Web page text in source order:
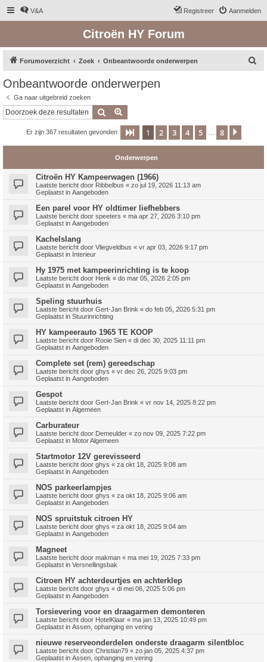
V&A Aanmelden
Registreer
Citroën HY Forum
Forumoverzicht Zoek Onbeantwoorde onderwerpen
Onbeantwoorde onderwerpen
Ga naar uitgebreid zoeken
Zoek
Er zijn 367 resultaten gevonden Pagina van 8
1 2 3 4 5 8
Onderwerpen
Citroën HY Kampeerwagen (1966)
Laatste bericht door Ribbelbus « zo jul 19, 2026 11:13 am
Geplaatst in Aangeboden
Een parel voor HY oldtimer liefhebbers
Laatste bericht door speeters « ma apr 27, 2026 3:10 pm
Geplaatst in Aangeboden
Kachelslang
Laatste bericht door Vliegveldbus « vr apr 03, 2026 9:17 pm
Geplaatst in Interieur
Hy 1975 met kampeerinrichting is te koop
Laatste bericht door Henk « do mar 05, 2026 2:05 pm
Geplaatst in Aangeboden
Speling stuurhuis
Laatste bericht door Gert-Jan Brink « do feb 05, 2026 5:31 pm
Geplaatst in Stuurinrichting
HY kampeerauto 1965 TE KOOP
Laatste bericht door Rooie Sien « di dec 30, 2025 11:11 pm
Geplaatst in Aangeboden
Complete set (rem) gereedschap
Laatste bericht door ghys « vr dec 26, 2025 9:03 pm
Geplaatst in Aangeboden
Gespot
Laatste bericht door Gert-Jan Brink « vr nov 14, 2025 8:22 pm
Geplaatst in Algemeen
Carburateur
Laatste bericht door Demeulder « zo nov 09, 2025 7:22 pm
Geplaatst in Motor Algemeen
Startmotor 12V gerevisseerd
Laatste bericht door ghys « za okt 18, 2025 9:08 am
Geplaatst in Aangeboden
NOS parkeerlampjes
Laatste bericht door ghys « za okt 18, 2025 9:06 am
Geplaatst in Aangeboden
NOS spruitstuk citroen HY
Laatste bericht door ghys « za okt 18, 2025 9:04 am
Geplaatst in Aangeboden
Magneet
Laatste bericht door makman « ma mei 19, 2025 7:33 pm
Geplaatst in Versnellingsbak
Citroen HY achterdeurtjes en achterklep
Laatste bericht door ghys « di mei 06, 2025 5:06 pm
Geplaatst in Aangeboden
Torsievering voor en draagarmen demonteren
Laatste bericht door HotelKlaar « ma jan 13, 2025 10:49 pm
Geplaatst in Assen, ophanging en vering
nieuwe reserveonderdelen onderste draagarm silentbloc
Laatste bericht door Christian79 « zo jan 05, 2025 4:37 pm
Geplaatst in Assen, ophanging en vering